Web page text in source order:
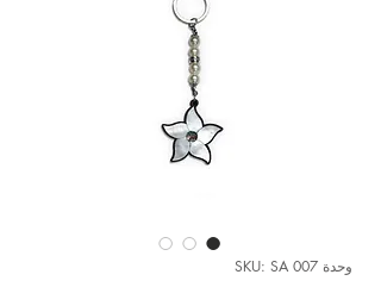
وحدة SKU: SA 007